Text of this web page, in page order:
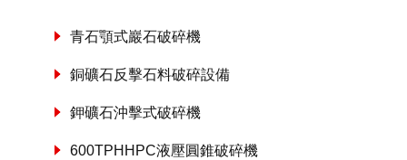
青石顎式巖石破碎機
銅礦石反擊石料破碎設備
鉀礦石沖擊式破碎機
600TPHHPC液壓圓錐破碎機